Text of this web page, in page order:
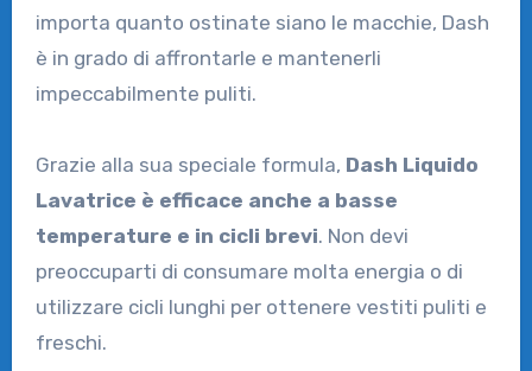
importa quanto ostinate siano le macchie, Dash
è in grado di affrontarle e mantenerli
impeccabilmente puliti.
Grazie alla sua speciale formula, Dash Liquido
Lavatrice è efficace anche a basse
temperature e in cicli brevi. Non devi
preoccuparti di consumare molta energia o di
utilizzare cicli lunghi per ottenere vestiti puliti e
freschi.